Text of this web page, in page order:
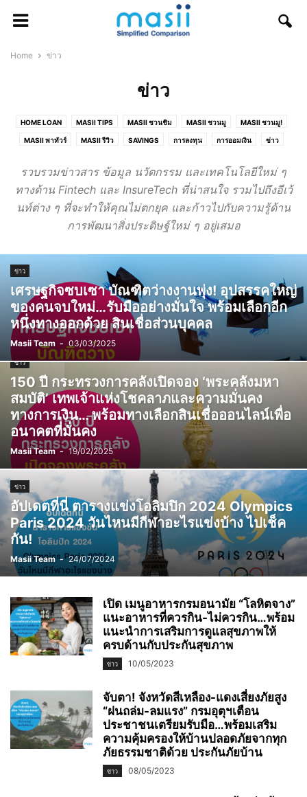
Home ข่าว
ข่าว
HOME LOAN MASII TIPS MASII ชวนชิม MASII ชวนมู MASII ชวนมู!
MASII พาทัวร์ MASII รีวิว SAVINGS การลงทุน การออมเงิน ข่าว
ประกันกลุ่ม ประกันการเดินทาง ประกันคุณแม่ตั้งครรภ์ ประกันภัยภาคธุรกิจ
ประกันภัยรถยนต์ ประกันภัยโดรน ประกันภัยไซเบอร์ ประกันรถมอเตอร์ไซค์
ประกันวินาศภัย ประกันสัตว์เลี้ยง ประกันสุขภาพ ประกันสุขภาพเด็ก
ประกันอสังหาริมทรัพย์ ประกันอุบัติเหตุ พ.ร.บ. รถแลกเงิน รีไฟแนนซ์บ้าน
รวบรวมข่าวสาร ข้อมูล นวัตกรรม และเทคโนโลยีใหม่ ๆ
ทางด้าน Fintech และ InsureTech ที่น่าสนใจ รวมไปถึงอีเว้
นท์ต่าง ๆ ที่จะทำให้คุณไม่ตกยุค และก้าวไปกับความรู้ด้าน
การพัฒนาสิ่งประดิษฐ์ใหม่ ๆ อยู่เสมอ
ข่าว
เศรษฐกิจซบเซา บัณฑิตว่างงานพุ่ง! อุปสรรคใหญ่
ของคนจบใหม่…รับมืออย่างมั่นใจ พร้อมเลือกอีก
หนึ่งทางออกด้วย สินเชื่อส่วนบุคคล
Masii Team - 03/03/2025
ข่าว
150 ปี กระทรวงการคลังเปิดจอง ‘พระคลังมหา
สมบัติ’ เทพเจ้าแห่งโชคลาภและความมั่นคง
ทางการเงิน… พร้อมทางเลือกสินเชื่อออนไลน์เพื่อ
อนาคตที่มั่นคง
Masii Team - 19/02/2025
ข่าว
อัปเดตที่นี่ ตารางแข่งโอลิมปิก 2024 Olympics
Paris 2024 วันไหนมีกีฬาอะไรแข่งบ้าง ไปเช็ค
กัน!
Masii Team - 24/07/2024
เปิด เมนูอาหารกรมอนามัย “โลหิตจาง”
แนะอาหารที่ควรกิน-ไม่ควรกิน…พร้อม
แนะนำการเสริมการดูแลสุขภาพให้
ครบด้านกับประกันสุขภาพ
ข่าว 10/05/2023
จับตา! จังหวัดสีเหลือง-แดงเสี่ยงภัยสูง
“ฝนถล่ม-ลมแรง” กรมอุตุฯเตือน
ประชาชนเตรียมรับมือ…พร้อมเสริม
ความคุ้มครองให้บ้านปลอดภัยจากทุก
ภัยธรรมชาติด้วย ประกันภัยบ้าน
ข่าว 08/05/2023